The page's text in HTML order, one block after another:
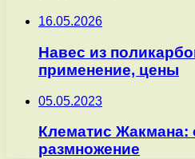
16.05.2026
Навес из
применение, цены
05.05.2023
Клематис Жакмана:
размножение